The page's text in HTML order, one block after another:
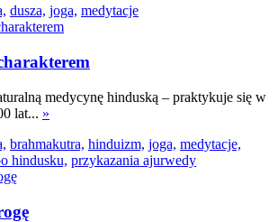
dusza, joga, medytacje
medycynę hinduską – praktykuje się w
lat... »
brahmakutra, hinduizm, joga, medytacje,
hindusku, przykazania ajurwedy